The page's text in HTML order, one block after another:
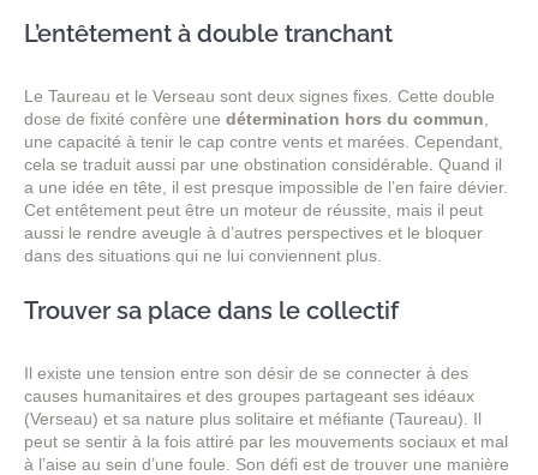
L’entêtement à double tranchant
Le Taureau et le Verseau sont deux signes fixes. Cette double
dose de fixité confère une détermination hors du commun
une capacité à tenir le cap contre vents et marées. Cependant,
cela se traduit aussi par une obstination considérable. Quand il
a une idée en tête, il est presque impossible de l’en faire dévier.
Cet entêtement peut être un moteur de réussite, mais il peut
aussi le rendre aveugle à d’autres perspectives et le bloquer
dans des situations qui ne lui conviennent plus.
Trouver sa place dans le collectif
Il existe une tension entre son désir de se connecter à des
causes humanitaires et des groupes partageant ses idéaux
(Verseau) et sa nature plus solitaire et méfiante (Taureau). Il
peut se sentir à la fois attiré par les mouvements sociaux et mal
à l’aise au sein d’une foule. Son défi est de trouver une manière